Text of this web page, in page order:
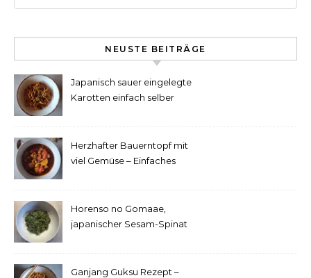
NEUSTE BEITRÄGE
Japanisch sauer eingelegte
Karotten einfach selber
Herzhafter Bauerntopf mit
viel Gemüse – Einfaches
Horenso no Gomaae,
japanischer Sesam-Spinat
Ganjang Guksu Rezept –